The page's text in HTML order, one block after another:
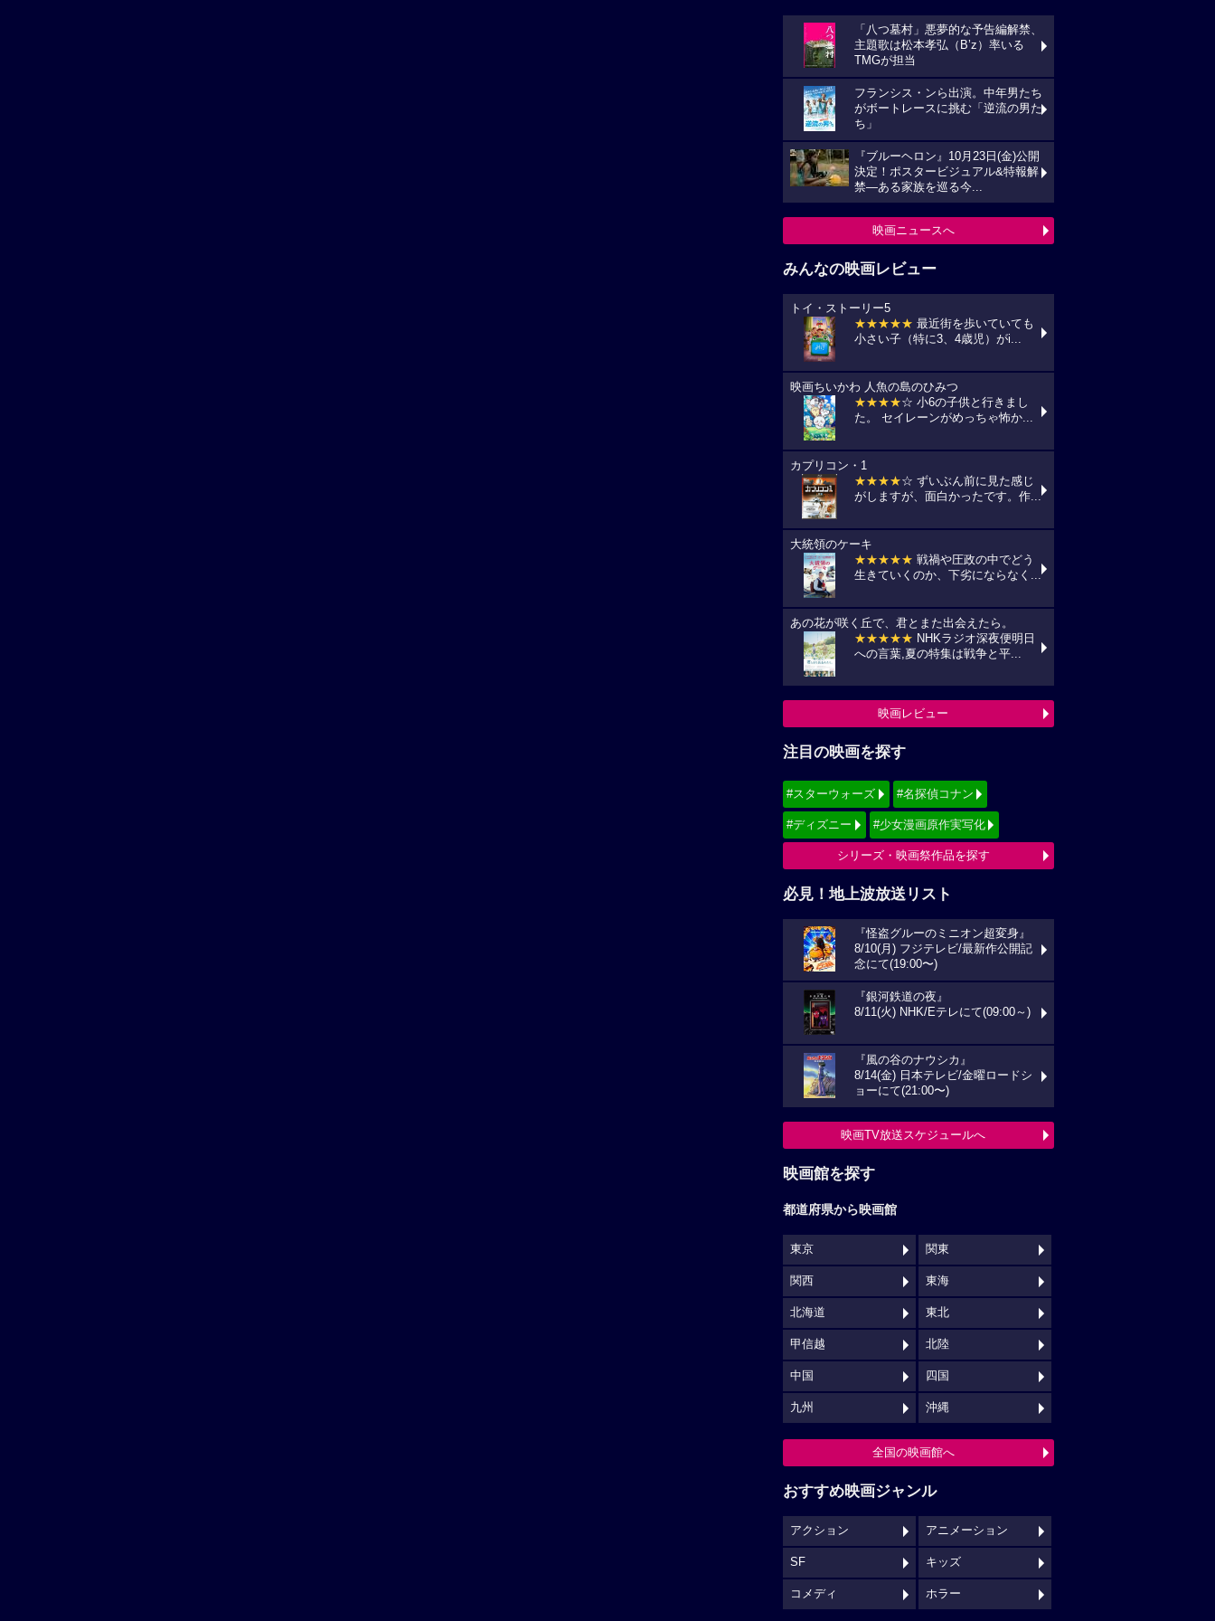
「八つ墓村」悪夢的な予告編解禁、
主題歌は松本孝弘（B’z）率いる
TMGが担当
フランシス・ンら出演。中年男たち
がボートレースに挑む「逆流の男た
ち」
『ブルーヘロン』10月23日(金)公開
決定！ポスタービジュアル&特報解
禁―ある家族を巡る今...
映画ニュースへ
みんなの映画レビュー
トイ・ストーリー5
★★★★★ 最近街を歩いていても
小さい子（特に3、4歳児）がi...
映画ちいかわ 人魚の島のひみつ
★★★★☆ 小6の子供と行きまし
た。 セイレーンがめっちゃ怖か...
カプリコン・1
★★★★☆ ずいぶん前に見た感じ
がしますが、面白かったです。作...
大統領のケーキ
★★★★★ 戦禍や圧政の中でどう
生きていくのか、下劣にならなく...
あの花が咲く丘で、君とまた出会えたら。
★★★★★ NHKラジオ深夜便明日
への言葉,夏の特集は戦争と平...
映画レビュー
注目の映画を探す
#スターウォーズ #名探偵コナン
#ディズニー #少女漫画原作実写化
シリーズ・映画祭作品を探す
必見！地上波放送リスト
『怪盗グルーのミニオン超変身』
8/10(月) フジテレビ/最新作公開記
念にて(19:00〜)
『銀河鉄道の夜』
8/11(火) NHK/Eテレにて(09:00～)
『風の谷のナウシカ』
8/14(金) 日本テレビ/金曜ロードシ
ョーにて(21:00〜)
映画TV放送スケジュールへ
映画館を探す
都道府県から映画館
東京 関東
関西 東海
北海道 東北
甲信越 北陸
中国 四国
九州 沖縄
全国の映画館へ
おすすめ映画ジャンル
アクション アニメーション
SF キッズ
コメディ ホラー